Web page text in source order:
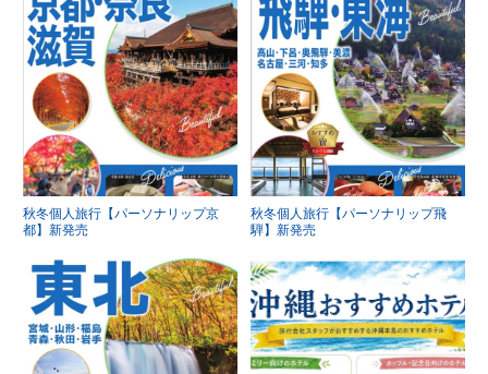
秋冬個人旅行【パーソナリップ京
都】新発売
秋冬個人旅行【パーソナリップ飛
騨】新発売